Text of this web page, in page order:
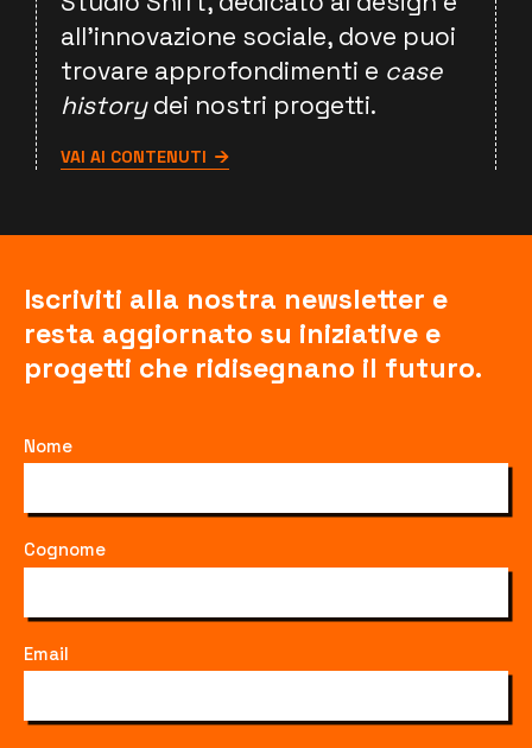
all'innovazione sociale, dove puoi
trovare approfondimenti e case
historydei nostri progetti.
VAI AI CONTENUTI
Iscriviti alla nostra newsletter e
resta aggiornato su iniziative e
progetti che ridisegnano il futuro.
Nome
Cognome
Email